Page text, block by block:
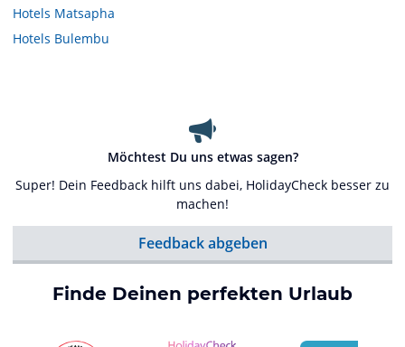
Hotels Matsapha
Hotels Bulembu
Möchtest Du uns etwas sagen?
Super! Dein Feedback hilft uns dabei, HolidayCheck besser zu
machen!
Feedback abgeben
Finde Deinen perfekten Urlaub